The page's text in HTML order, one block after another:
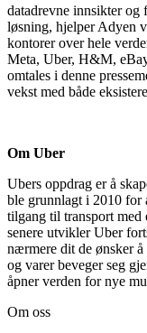
datadrevne innsikter og
løsning, hjelper Adyen
kontorer over hele
Meta, Uber, H&M,
omtales i denne
vekst med både
Om Uber
Ubers oppdrag er å
ble grunnlagt i 2010 for
tilgang til transport
senere utvikler Uber
nærmere dit de ønsker
og varer beveger seg
åpner verden for nye
Om oss